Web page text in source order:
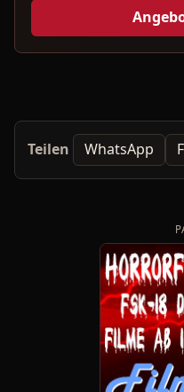
Teilen WhatsApp